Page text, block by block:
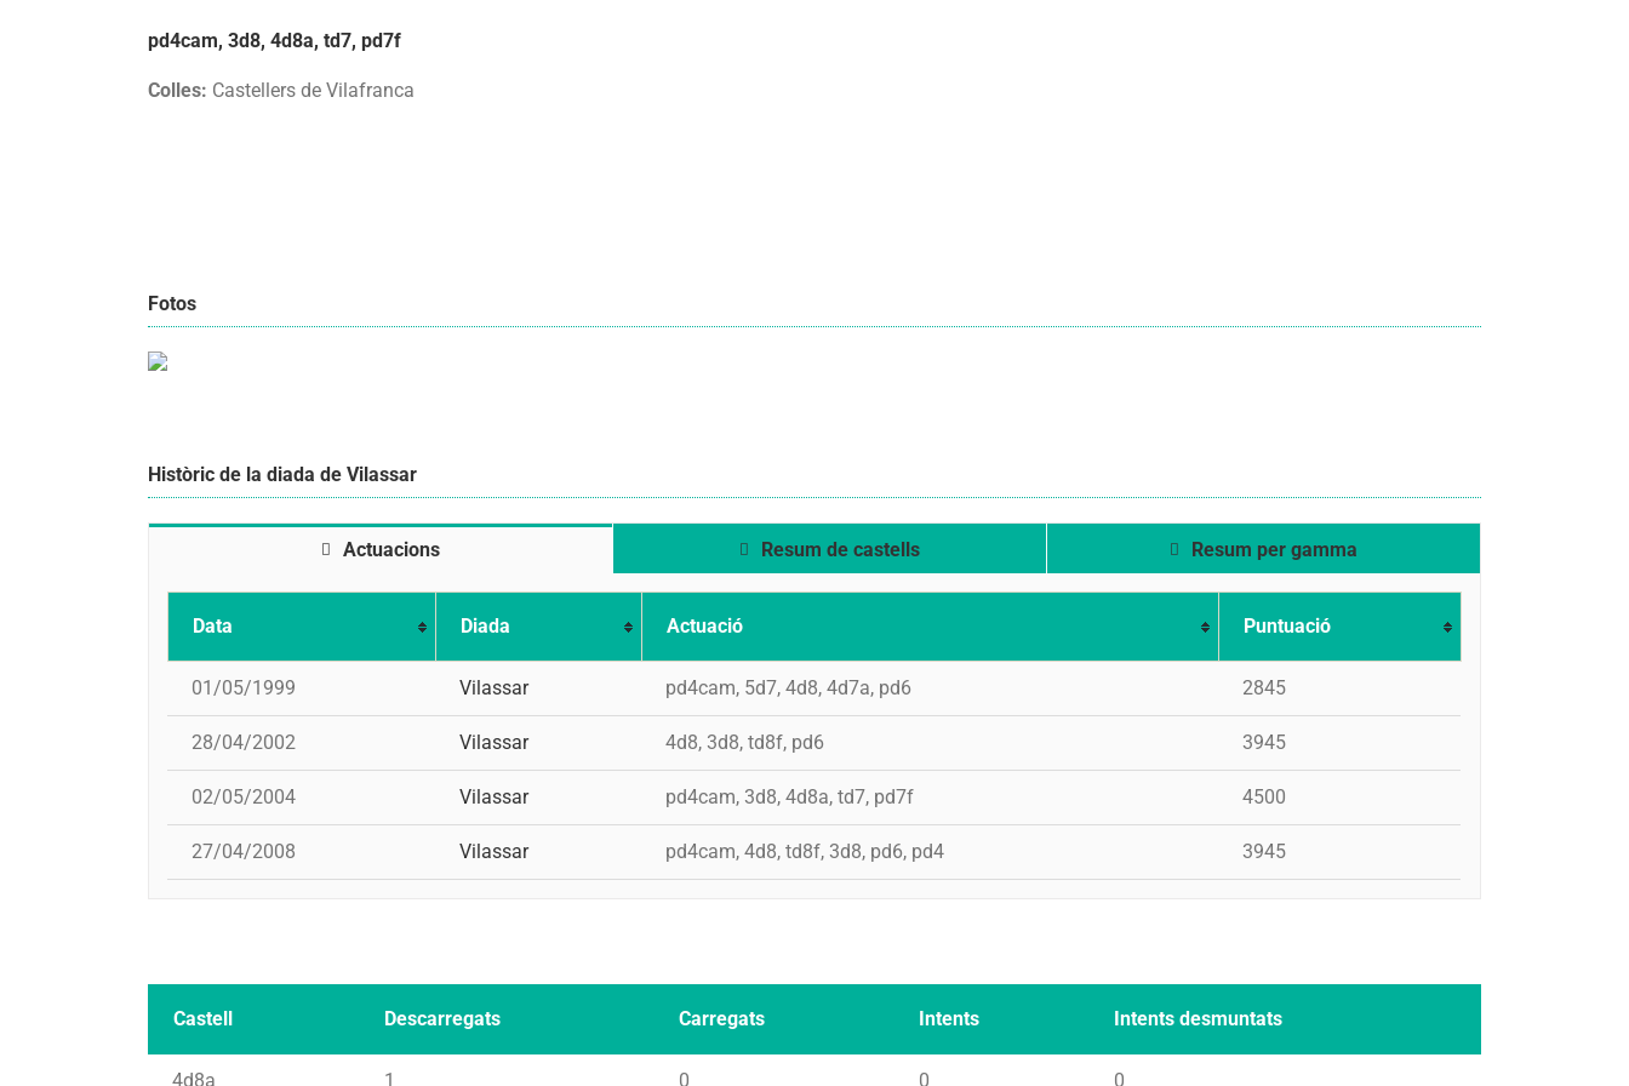
pd4cam, 3d8, 4d8a, td7, pd7f
Colles: Castellers de Vilafranca
Fotos
Històric de la diada de Vilassar
Actuacions Resum de castells Resum per gamma
Data Diada Actuació Puntuació
01/05/1999 Vilassar pd4cam, 5d7, 4d8, 4d7a, pd6 2845
28/04/2002 Vilassar 4d8, 3d8, td8f, pd6 3945
02/05/2004 Vilassar pd4cam, 3d8, 4d8a, td7, pd7f 4500
27/04/2008 Vilassar pd4cam, 4d8, td8f, 3d8, pd6, pd4 3945
Castell Descarregats Carregats Intents Intents desmuntats
4d8a 1 0 0 0